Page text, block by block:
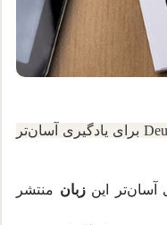
در بخش آموزش زبان آلمانی مجموعه‌ای به نام Deutschtrainer برای یادگیری آسان‌تر
زبانمنتشر